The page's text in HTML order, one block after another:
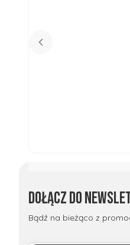
Dołącz do
Bądź na bieżąco z